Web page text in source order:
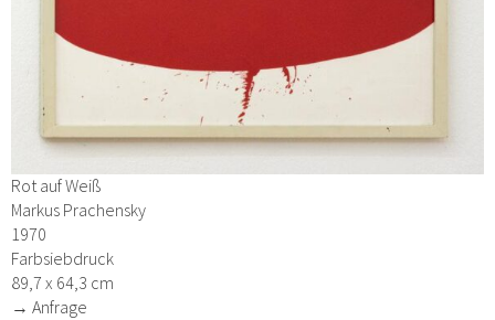
Rot auf Weiß
Markus Prachensky
1970
Farbsiebdruck
89,7 x 64,3 cm
→ Anfrage